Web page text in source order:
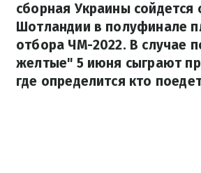
сборная Украины сойдется
Шотландии в полуфинале
отбора ЧМ-2022. В случае
желтые" 5 июня сыграют
где определится кто